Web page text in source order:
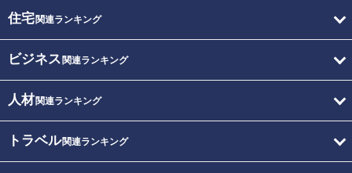
住宅関連ランキング
ビジネス 関連ランキング
人材関連ランキング
トラベル関連ランキング